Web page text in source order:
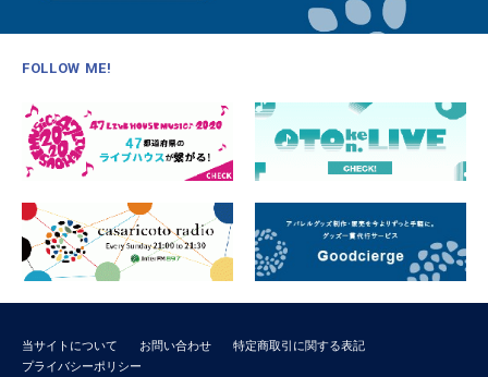
FOLLOW ME!
当サイトについて お問い合わせ
特定商取引に関する表記
プライバシーポリシー